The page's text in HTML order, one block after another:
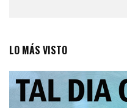
LO MÁS VISTO